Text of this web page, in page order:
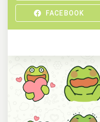
FACEBOOK